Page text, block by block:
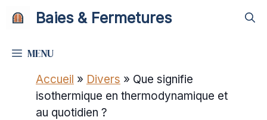
Baies & Fermetures
MENU
Accueil » Divers » Que signifie
isothermique en thermodynamique et
au quotidien ?